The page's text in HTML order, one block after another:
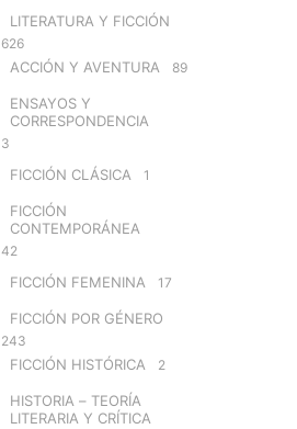
LITERATURA Y FICCIÓN
626
ACCIÓN Y AVENTURA 89
ENSAYOS Y
CORRESPONDENCIA
3
FICCIÓN CLÁSICA 1
FICCIÓN
CONTEMPORÁNEA
42
FICCIÓN FEMENINA 17
FICCIÓN POR GÉNERO
243
FICCIÓN HISTÓRICA 2
HISTORIA – TEORÍA
LITERARIA Y CRÍTICA